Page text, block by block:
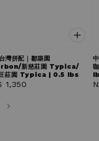
灣拼配｜鄒築園
新慈莊園 Typica/
莊園 Typica | 0.5 lbs
1,350